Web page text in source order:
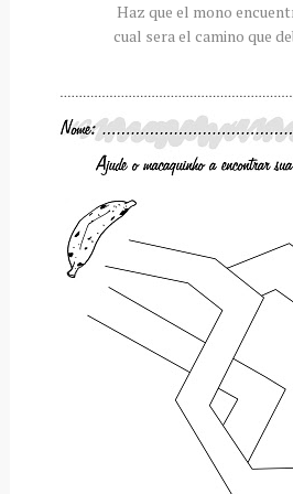
Haz que el mono
cual sera el camino que